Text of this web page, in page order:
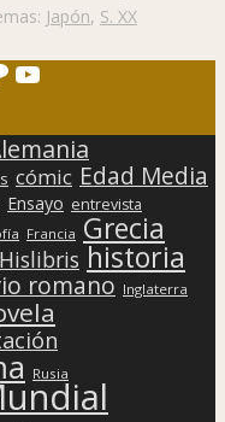
Japón, S. XX
YouTube
cómic Edad Media
Ensayo entrevista
Francia Grecia
Hislibris historia
romano Inglaterra
Rusia